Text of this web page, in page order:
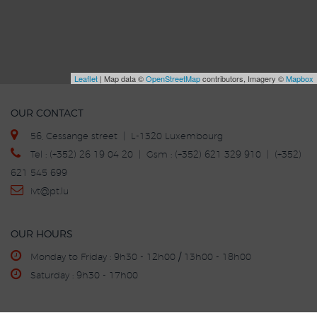
Leaflet | Map data ©OpenStreetMapcontributors, Imagery ©Mapbox
OUR CONTACT
56, Cessange street | L-1320 Luxembourg
Tel : (+352) 26 19 04 20 | Gsm : (+352) 621 329 910 | (+352)
621 545 699
ivt@pt.lu
OUR HOURS
Monday to Friday : 9h30 - 12h00 / 13h00 - 18h00
Saturday : 9h30 - 17h00